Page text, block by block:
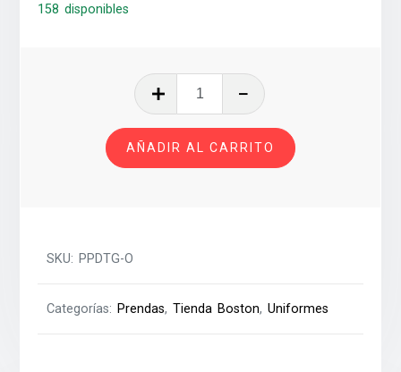
158 disponibles
PLAYERA
DOCENTE
ORDANS
T-
AÑADIR AL CARRITO
SKU: PPDTG-O
Categorías: Prendas,Tienda Boston,Uniformes